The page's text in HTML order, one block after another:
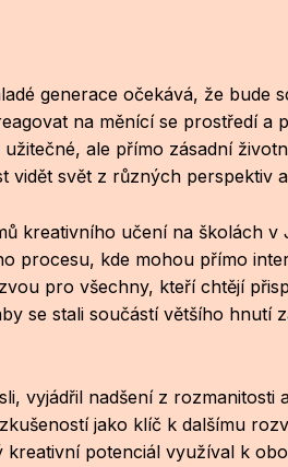
generace očekává, že bude
na měnící se prostředí a
ale přímo zásadní
svět z různých perspektiv
kreativního učení na školách
procesu, kde mohou přímo
pro všechny, kteří chtějí
se stali součástí většího hnutí
vyjádřil nadšení z
jako klíč k dalšímu
potenciál využíval k